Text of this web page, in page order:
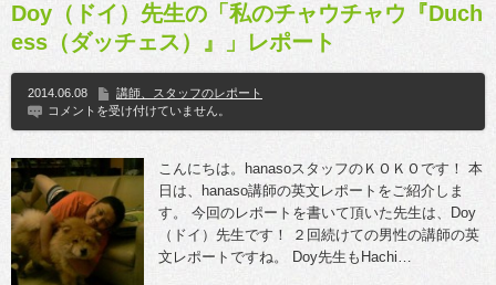
Doy（ドイ）先生の「私のチャウチャウ『Duch
ess（ダッチェス）』」レポート
2014.06.08
講師、スタッフのレポート
コメントを受け付けていません。
こんにちは。hanasoスタッフのＫＯＫＯです！ 本
日は、hanaso講師の英文レポートをご紹介しま
す。 今回のレポートを書いて頂いた先生は、Doy
（ドイ）先生です！ ２回続けての男性の講師の英
文レポートですね。 Doy先生もHachi…